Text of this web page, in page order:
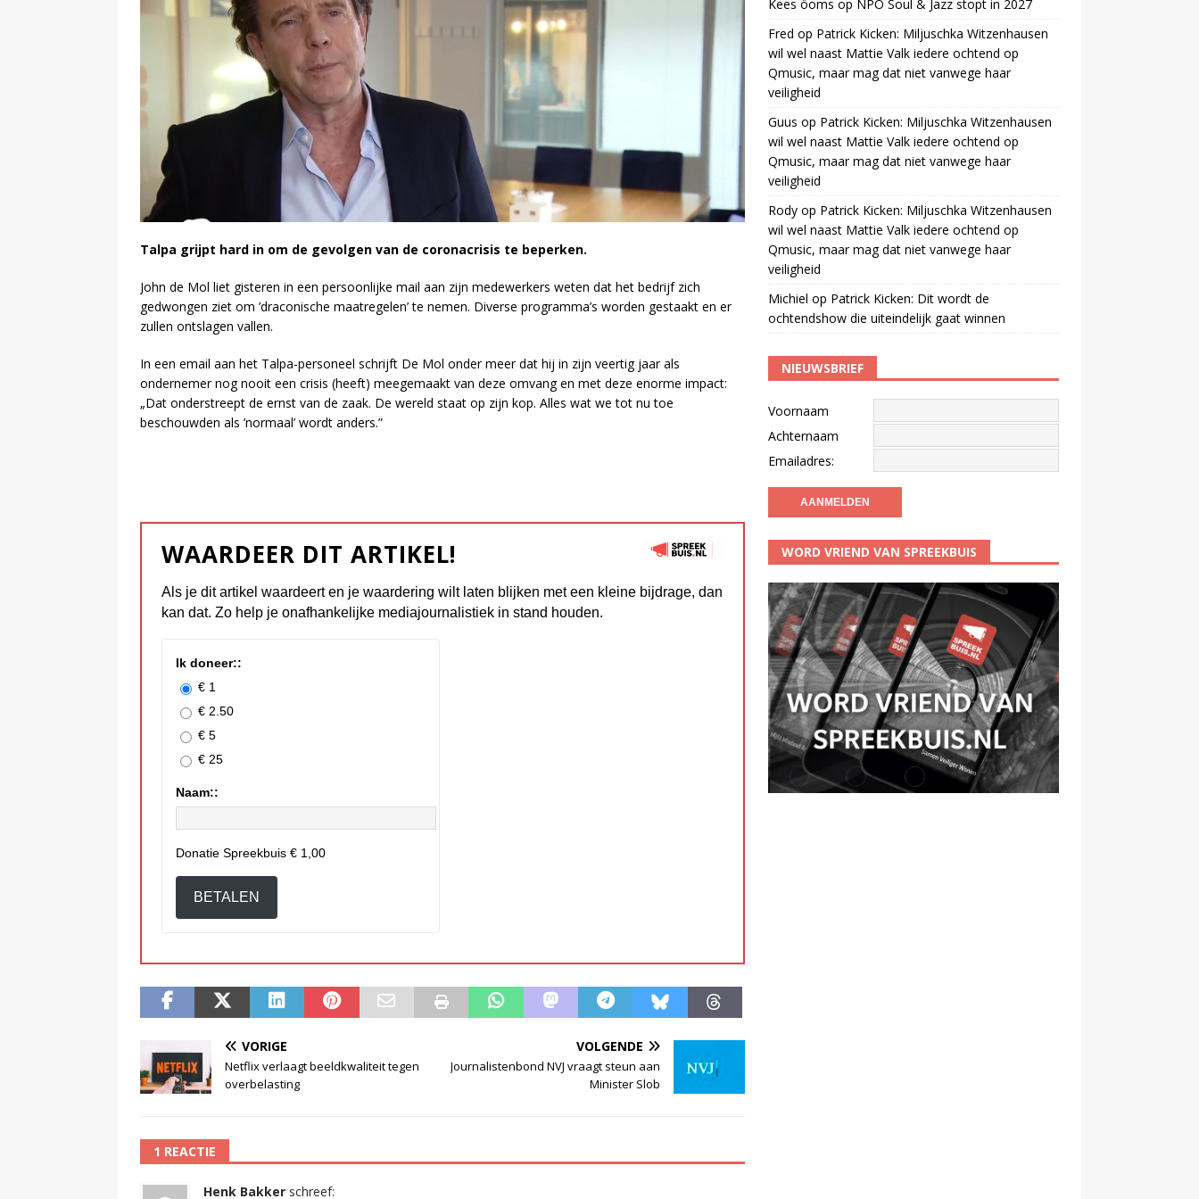
Talpa grijpt hard in om de gevolgen van de coronacrisis te beperken.
John de Mol liet gisteren in een persoonlijke mail aan zijn medewerkers weten dat het bedrijf zich
gedwongen ziet om ’draconische maatregelen’ te nemen. Diverse programma’s worden gestaakt en er
zullen ontslagen vallen.
In een email aan het Talpa-personeel schrijft De Mol onder meer dat hij in zijn veertig jaar als
ondernemer nog nooit een crisis (heeft) meegemaakt van deze omvang en met deze enorme impact:
„Dat onderstreept de ernst van de zaak. De wereld staat op zijn kop. Alles wat we tot nu toe
beschouwden als ’normaal’ wordt anders.”
WAARDEER DIT ARTIKEL!
Als je dit artikel waardeert en je waardering wilt laten blijken met een kleine bijdrage, dan
kan dat. Zo help je onafhankelijke mediajournalistiek in stand houden.
Ik doneer::
€ 1
€ 2.50
€ 5
€ 25
Naam::
Donatie Spreekbuis € 1,00
BETALEN
VORIGE
Netflix verlaagt beeldkwaliteit tegen
overbelasting
VOLGENDE
Journalistenbond NVJ vraagt steun aan
Minister Slob
1 REACTIE
Henk Bakker schreef:
Kees öoms op NPO Soul & Jazz stopt in 2027
Fred op Patrick Kicken: Miljuschka Witzenhausen
wil wel naast Mattie Valk iedere ochtend op
Qmusic, maar mag dat niet vanwege haar
veiligheid
Guus op Patrick Kicken: Miljuschka Witzenhausen
wil wel naast Mattie Valk iedere ochtend op
Qmusic, maar mag dat niet vanwege haar
veiligheid
Rodyop Patrick Kicken: Miljuschka Witzenhausen
wil wel naast Mattie Valk iedere ochtend op
Qmusic, maar mag dat niet vanwege haar
veiligheid
Michiel op Patrick Kicken: Dit wordt de
ochtendshow die uiteindelijk gaat winnen
NIEUWSBRIEF
Voornaam
Achternaam
Emailadres:
WORD VRIEND VAN SPREEKBUIS